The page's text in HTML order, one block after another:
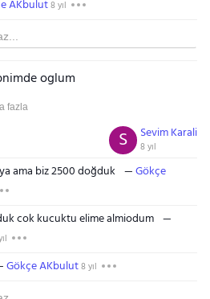
AKbulut8 yıl
oglum
fazla
Sevim Karali
8 yıl
S
ama biz 2500 doğduk
Gökçe
cok kucuktu elime almiodum
Gökçe AKbulut8 yıl